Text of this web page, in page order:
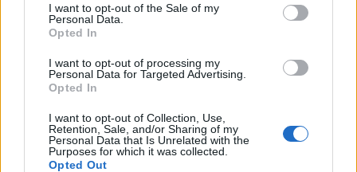
I want to opt-out of the Sale of my
Personal Data.
Opted In
I want to opt-out of processing my
Personal Data for Targeted Advertising.
Opted In
I want to opt-out of Collection, Use,
Retention, Sale, and/or Sharing of my
Personal Data that Is Unrelated with the
Purposes for which it was collected.
Opted Out
Az előfizetés a következőket tartalmazza:
Portfolio.hu teljes cikkarchívum
Kötéslisták: BÉT elmúlt 2 év napon belüli
kötéslistái
Előfizetés